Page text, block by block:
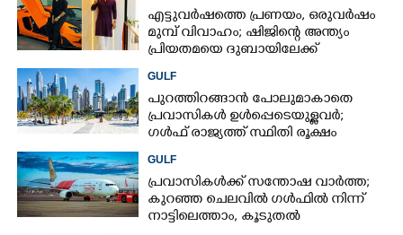
എട്ടുവർഷത്തെ പ്രണയം,​ ഒരുവർഷം
മുമ്പ് വിവാഹം; ഷിജിന്റെ അന്ത്യം
പ്രിയതമയെ ദുബായിലേക്ക്
GULF
പുറത്തിറങ്ങാൻ പോലുമാകാതെ
പ്രവാസികൾ ഉൾപ്പെടെയുള്ളവർ;
ഗൾഫ് രാജ്യത്ത് സ്ഥിതി രൂക്ഷം
GULF
പ്രവാസികൾക്ക് സന്തോഷ വാർത്ത;
കുറഞ്ഞ ചെലവിൽ ഗൾഫിൽ നിന്ന്
നാട്ടിലെത്താം,​ കൂടുതൽ